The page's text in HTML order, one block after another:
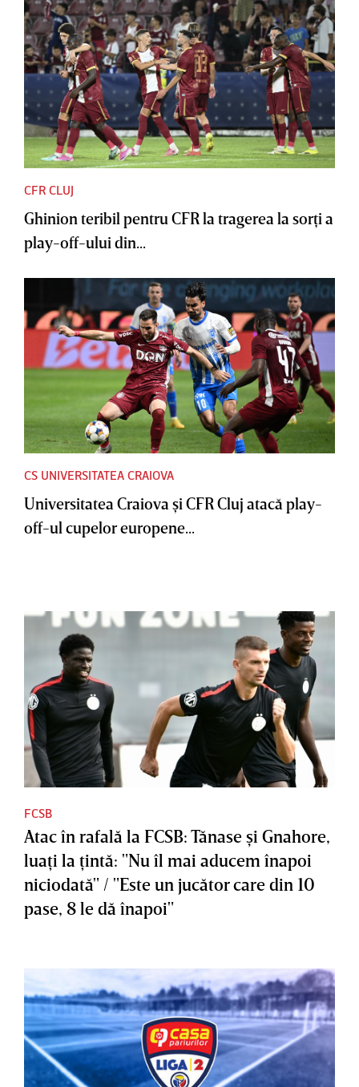
CFR CLUJ
Ghinion teribil pentru CFR la tragerea la sorţi a
play-off-ului din...
CS UNIVERSITATEA CRAIOVA
Universitatea Craiova şi CFR Cluj atacă play-
off-ul cupelor europene...
FCSB
Atac în rafală la FCSB: Tănase şi Gnahore,
luaţi la ţintă: "Nu îl mai aducem înapoi
niciodată" / "Este un jucător care din 10
pase, 8 le dă înapoi"